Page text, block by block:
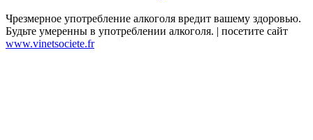
Чрезмерное употребление алкоголя вредит вашему здоровью.
Будьте умеренны в употреблении алкоголя. | посетите сайт
www.vinetsociete.fr